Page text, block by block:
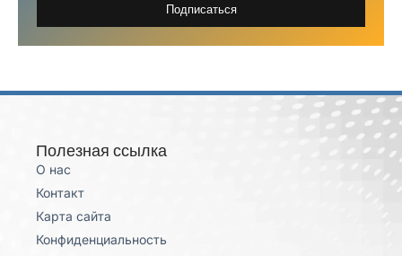
Подписаться
Полезная ссылка
О нас
Контакт
Карта сайта
Конфиденциальность